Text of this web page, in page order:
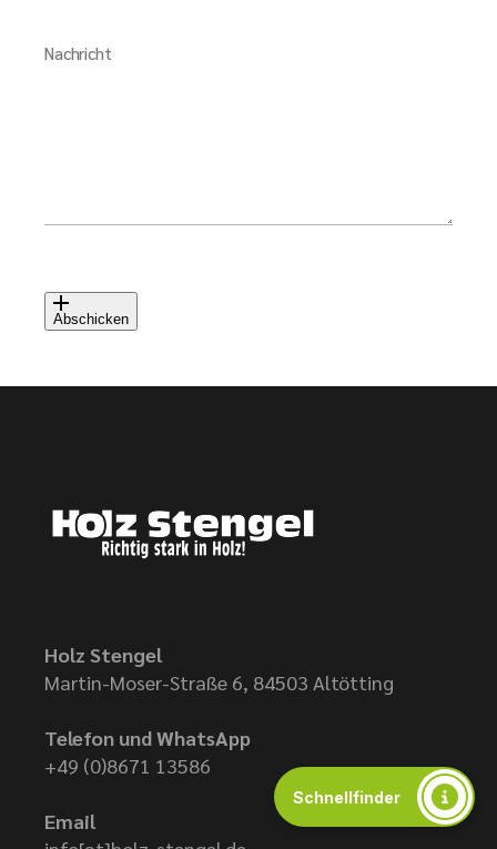
Nachricht
Abschicken
Holz Stengel
Martin-Moser-Straße 6, 84503 Altötting
Telefon und WhatsApp
+49 (0)8671 13586
Email
Schnellfinder